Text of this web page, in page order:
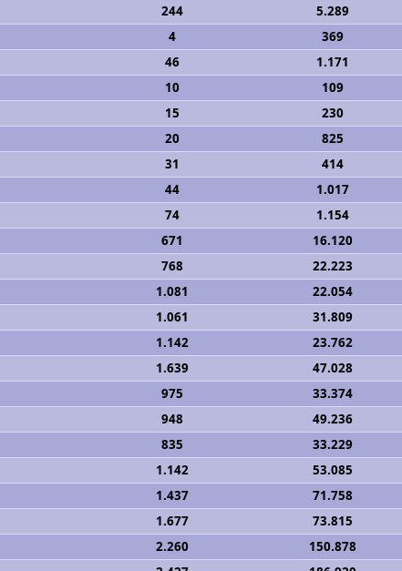
244 5.289
4 369
46 1.171
10 109
15 230
20 825
31 414
44 1.017
74 1.154
671 16.120
768 22.223
1.081 22.054
1.061 31.809
1.142 23.762
1.639 47.028
975 33.374
948 49.236
835 33.229
1.142 53.085
1.437 71.758
1.677 73.815
2.260 150.878